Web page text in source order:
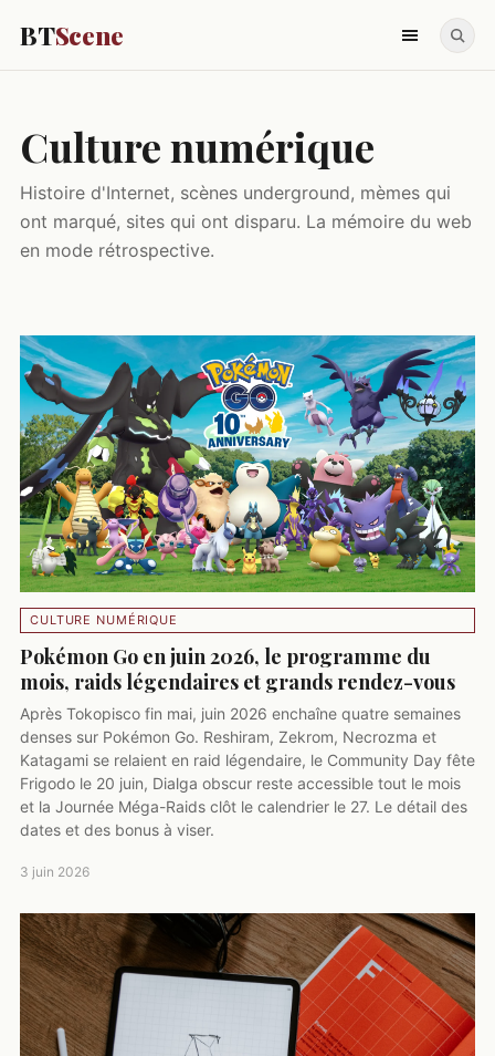
BTScene
Culture numérique
Histoire d'Internet, scènes underground, mèmes qui
ont marqué, sites qui ont disparu. La mémoire du web
en mode rétrospective.
CULTURE NUMÉRIQUE
Pokémon Go en juin 2026, le programme du
mois, raids légendaires et grands rendez-vous
Après Tokopisco fin mai, juin 2026 enchaîne quatre semaines
denses sur Pokémon Go. Reshiram, Zekrom, Necrozma et
Katagami se relaient en raid légendaire, le Community Day fête
Frigodo le 20 juin, Dialga obscur reste accessible tout le mois
et la Journée Méga-Raids clôt le calendrier le 27. Le détail des
dates et des bonus à viser.
3 juin 2026